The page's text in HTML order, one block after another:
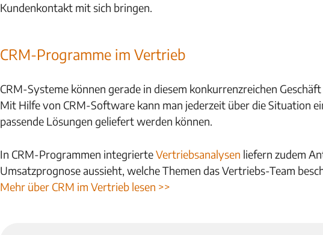
Kundenkontakt mit sich bringen.
CRM-Programme im Vertrieb
CRM-Systeme können gerade in diesem konkurrenzreichen
Mit Hilfe von CRM-Software kann man jederzeit über die Situation
passende Lösungen geliefert werden können.
In CRM-Programmen integrierteVertriebsanalysen liefern zudem
Umsatzprognose aussieht, welche Themen das Vertriebs-Team
Mehr über CRM im Vertrieb lesen >>